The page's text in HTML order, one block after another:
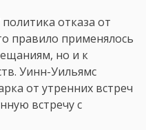
отказа от
правило применялось
но и к
Уинн-Уильямс
от утренних встреч
встречу с